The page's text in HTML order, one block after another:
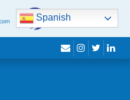
Spanish
sobreInstagram
Twitter